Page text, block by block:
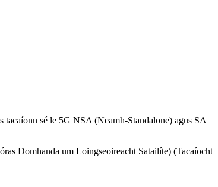
sé le 5G NSA (Neamh-Standalone) agus SA
Domhanda um Loingseoireacht Satailíte) (Tacaíocht